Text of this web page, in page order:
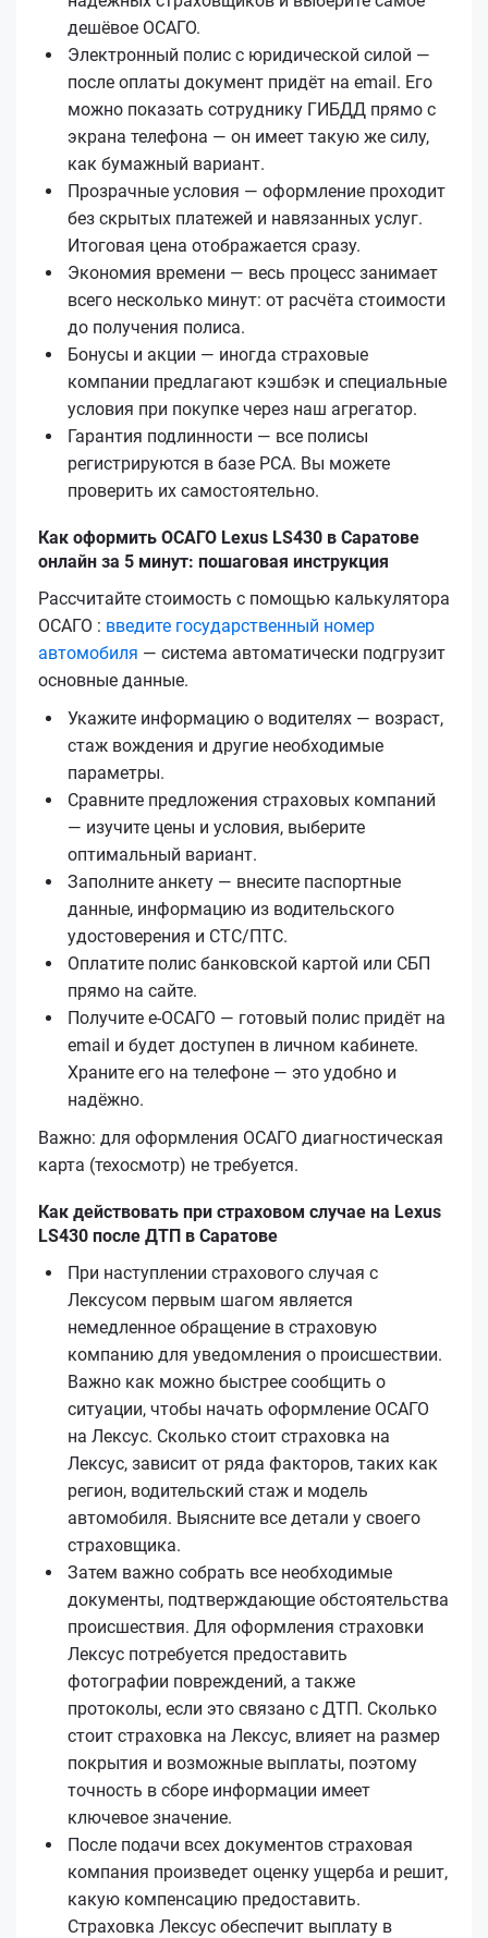
дешёвое ОСАГО.
Электронный полис с юридической силой —
после оплаты документ придёт на email. Его
можно показать сотруднику ГИБДД прямо с
экрана телефона — он имеет такую же силу,
как бумажный вариант.
Прозрачные условия — оформление проходит
без скрытых платежей и навязанных услуг.
Итоговая цена отображается сразу.
Экономия времени — весь процесс занимает
всего несколько минут: от расчёта стоимости
до получения полиса.
Бонусы и акции — иногда страховые
компании предлагают кэшбэк и специальные
условия при покупке через наш агрегатор.
Гарантия подлинности — все полисы
регистрируются в базе РСА. Вы можете
проверить их самостоятельно.
Как оформить ОСАГО Lexus LS430 в Саратове
онлайн за 5 минут: пошаговая инструкция
Рассчитайте стоимость с помощью калькулятора
ОСАГО : введите государственный номер
автомобиля — система автоматически подгрузит
основные данные.
Укажите информацию о водителях — возраст,
стаж вождения и другие необходимые
параметры.
Сравните предложения страховых компаний
— изучите цены и условия, выберите
оптимальный вариант.
Заполните анкету — внесите паспортные
данные, информацию из водительского
удостоверения и СТС/ПТС.
Оплатите полис банковской картой или СБП
прямо на сайте.
Получите е‑ОСАГО — готовый полис придёт на
email и будет доступен в личном кабинете.
Храните его на телефоне — это удобно и
надёжно.
Важно: для оформления ОСАГО диагностическая
карта (техосмотр) не требуется.
Как действовать при страховом случае на Lexus
LS430 после ДТП в Саратове
При наступлении страхового случая с
Лексусом первым шагом является
немедленное обращение в страховую
компанию для уведомления о происшествии.
Важно как можно быстрее сообщить о
ситуации, чтобы начать оформление ОСАГО
на Лексус. Сколько стоит страховка на
Лексус, зависит от ряда факторов, таких как
регион, водительский стаж и модель
автомобиля. Выясните все детали у своего
страховщика.
Затем важно собрать все необходимые
документы, подтверждающие обстоятельства
происшествия. Для оформления страховки
Лексус потребуется предоставить
фотографии повреждений, а также
протоколы, если это связано с ДТП. Сколько
стоит страховка на Лексус, влияет на размер
покрытия и возможные выплаты, поэтому
точность в сборе информации имеет
ключевое значение.
После подачи всех документов страховая
компания произведет оценку ущерба и решит,
какую компенсацию предоставить.
Страховка Лексус обеспечит выплату в